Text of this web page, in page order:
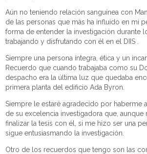
Aún no teniendo relación sanguínea con
de las personas que más ha influido en mi
forma de entender la investigación durante
trabajando y disfrutando con él en el DIIS .
Siempre una persona íntegra, ética y un
Recuerdo que cuando trabajaba como su
despacho era la última luz que quedaba
primera planta del edificio Ada Byron.
Siempre le estaré agradecido por haberme
de su excelencia investigadora que, aunque
finalizar la tesis con él, si me hizo ser una
sigue entusiasmando la investigación.
Otro de los recuerdos que tengo son las